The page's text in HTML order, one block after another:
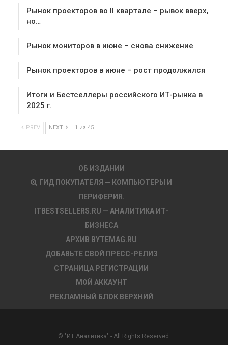
Рынок проекторов во II квартале – рывок вверх,
но…
Рынок мониторов в июне – снова снижение
Рынок проекторов в июне – рост продолжился
Итоги и Бестселлеры российского ИТ-рынка в
2025 г.
PREV NEXT 1 из 45
ОБ ИЗДАНИИ
ГИД ПОКУПАТЕЛЯ — КОМПЬЮТЕРЫ И
ПЕРИФЕРИЯ.
ITBESTSELLERS.RU — АНАЛИТИКА ИТ-
БИЗНЕСА
АРХИВ BYTEMAG.RU
ДОБАВЬТЕ СВОЙ ПРЕСС-РЕЛИЗ
СТРАНИЦА РЕГИСТРАЦИИ
МОЙ АККАУНТ
РЕКЛАМНЫЙ БЛОК ВЕРХНИЙ
© "ИТ Аналитика" - All Rights Reserved.